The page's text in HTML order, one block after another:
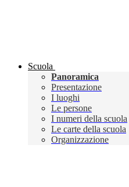
Scuola
Panoramica
Presentazione
I luoghi
Le persone
I numeri della scuola
Le carte della scuola
Organizzazione